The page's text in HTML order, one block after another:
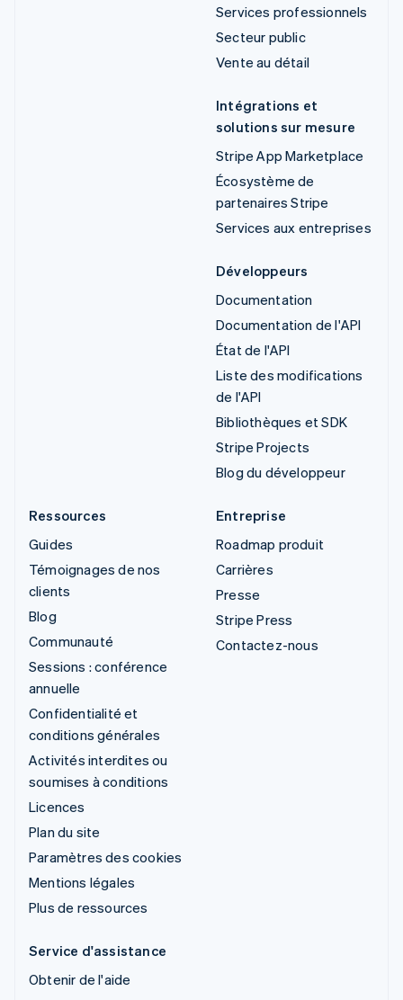
Services professionnels
Secteur public
Vente au détail
Intégrations et
solutions sur mesure
Stripe App Marketplace
Écosystème de
partenaires Stripe
Services aux entreprises
Développeurs
Documentation
Documentation de l'API
État de l'API
Liste des modifications
de l'API
Bibliothèques et SDK
Stripe Projects
Blog du développeur
Ressources
Guides
Témoignages de nos
clients
Blog
Communauté
Sessions : conférence
annuelle
Confidentialité et
conditions générales
Activités interdites ou
soumises à conditions
Licences
Plan du site
Paramètres des cookies
Mentions légales
Plus de ressources
Entreprise
Roadmap produit
Carrières
Presse
Stripe Press
Contactez-nous
Service d'assistance
Obtenir de l'aide